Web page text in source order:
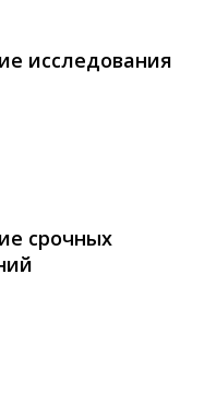
исследования
срочных